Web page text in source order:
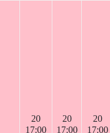
20
17:00
20
17:00
20
17:00